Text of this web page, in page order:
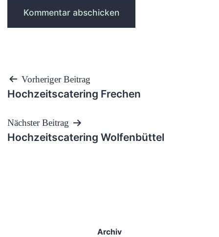
Beitragsnavigation
Vorheriger Beitrag
Hochzeitscatering Frechen
Nächster Beitrag
Hochzeitscatering Wolfenbüttel
Archiv